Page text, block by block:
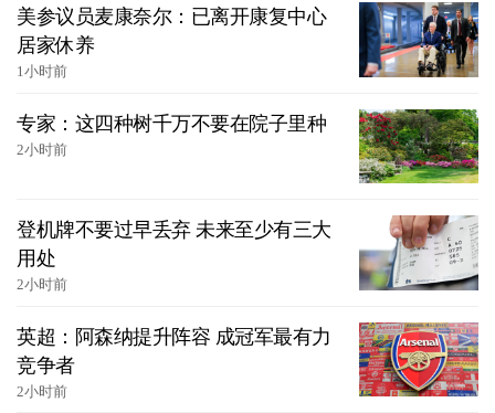
美参议员麦康奈尔：已离开康复中心
居家休养
1小时前
专家：这四种树千万不要在院子里种
2小时前
登机牌不要过早丢弃 未来至少有三大
用处
2小时前
英超：阿森纳提升阵容 成冠军最有力
竞争者
2小时前